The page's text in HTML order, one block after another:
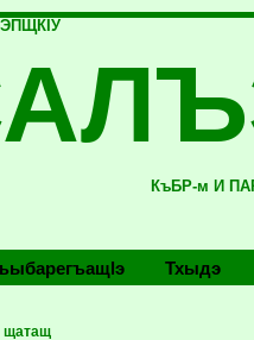
КъБР-м И
Тхыдэ
щатащ